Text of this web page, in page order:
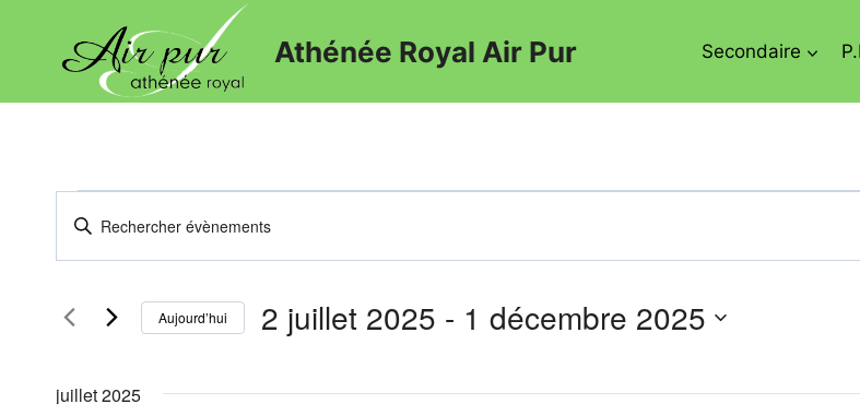
Athénée Royal Air Pur Secondaire
Recherche
et
navigation
Saisir
Rechercher
Évènements
mot-
Aujourd’hui 2 juillet 2025 - 1 décembre 2025
juillet 2025